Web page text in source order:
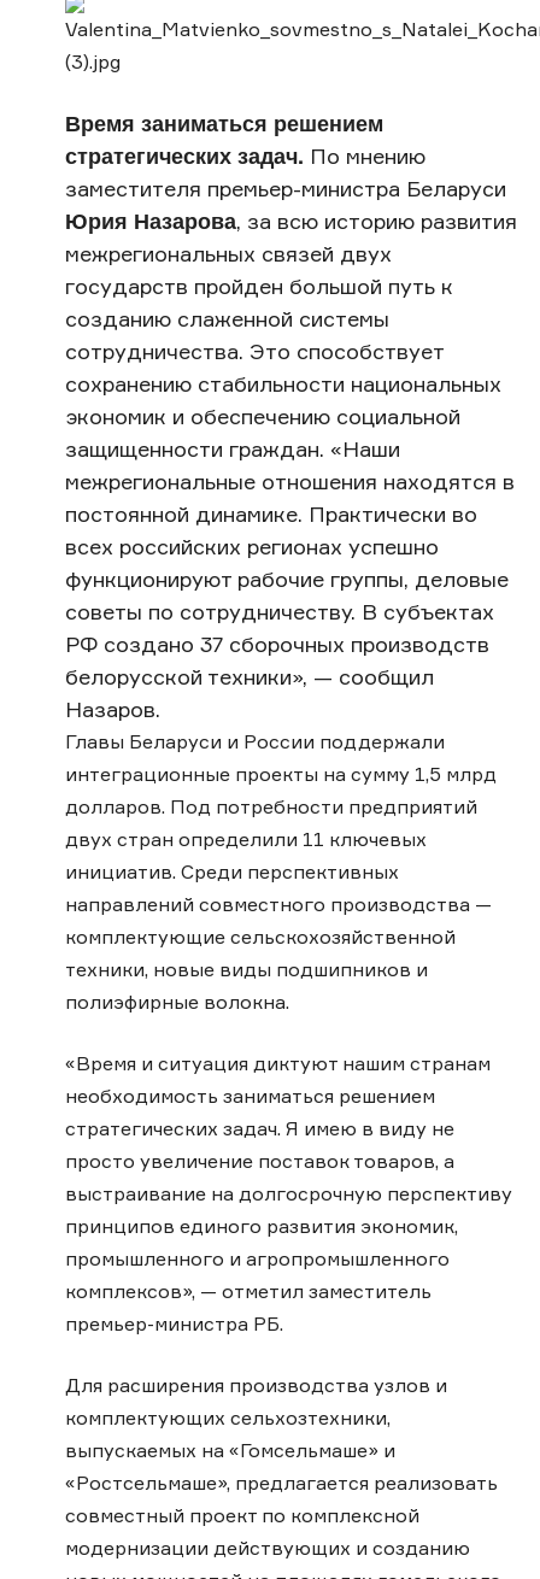
Время заниматься решением
стратегических задач. По мнению
заместителя премьер-министра Беларуси
Юрия Назарова, за всю историю развития
межрегиональных связей двух
государств пройден большой путь к
созданию слаженной системы
сотрудничества. Это способствует
сохранению стабильности национальных
экономик и обеспечению социальной
защищенности граждан. «Наши
межрегиональные отношения находятся в
постоянной динамике. Практически во
всех российских регионах успешно
функционируют рабочие группы, деловые
советы по сотрудничеству. В субъектах
РФ создано 37 сборочных производств
белорусской техники», — сообщил
Назаров.
Главы Беларуси и России поддержали
интеграционные проекты на сумму 1,5 млрд
долларов. Под потребности предприятий
двух стран определили 11 ключевых
инициатив. Среди перспективных
направлений совместного производства —
комплектующие сельскохозяйственной
техники, новые виды подшипников и
полиэфирные волокна.
«Время и ситуация диктуют нашим странам
необходимость заниматься решением
стратегических задач. Я имею в виду не
просто увеличение поставок товаров, а
выстраивание на долгосрочную перспективу
принципов единого развития экономик,
промышленного и агропромышленного
комплексов», — отметил заместитель
премьер-министра РБ.
Для расширения производства узлов и
комплектующих сельхозтехники,
выпускаемых на «Гомсельмаше» и
«Ростсельмаше», предлагается реализовать
совместный проект по комплексной
модернизации действующих и созданию